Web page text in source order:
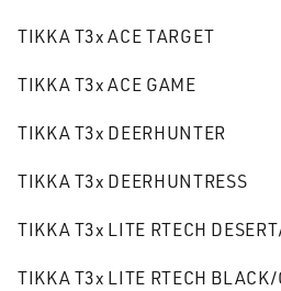
TIKKA T3x ACE TARGET
TIKKA T3x ACE GAME
TIKKA T3x DEERHUNTER
TIKKA T3x DEERHUNTRESS
TIKKA T3x LITE RTECH
TIKKA T3x LITE RTECH